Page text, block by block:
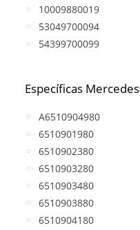
10009880019
53049700094
54399700099
Específicas Mercedes
A6510904980
6510901980
6510902380
6510903280
6510903480
6510903880
6510904180